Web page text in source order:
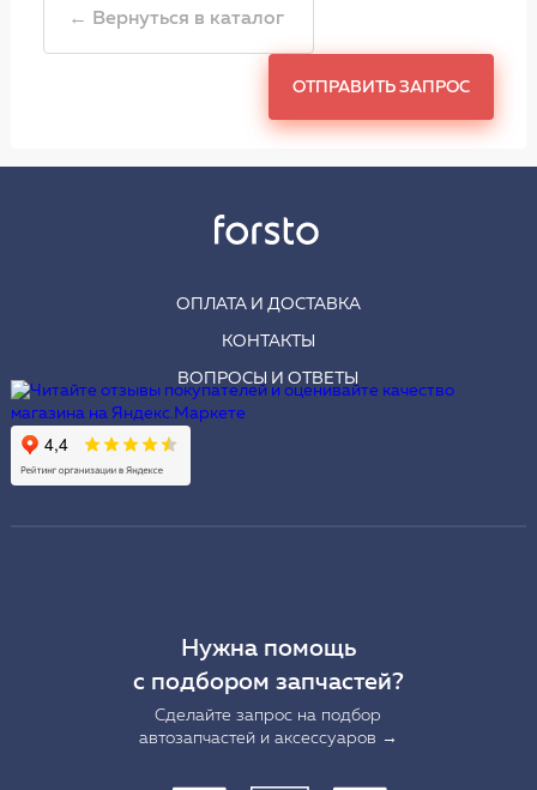
← Вернуться в каталог
ОТПРАВИТЬ ЗАПРОС
ОПЛАТА И ДОСТАВКА
КОНТАКТЫ
ВОПРОСЫ И ОТВЕТЫ
Нужна помощь
с подбором запчастей?
Сделайте запрос на подбор
автозапчастей и аксессуаров →